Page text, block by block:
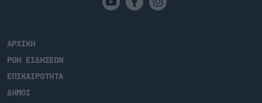
ΑΡΧΙΚΗ
ΡΟΗ ΕΙΔΗΣΕΩΝ
ΕΠΙΚΑΙΡΟΤΗΤΑ
ΔΗΜΟΙ